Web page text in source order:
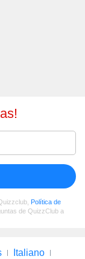
Política de
de QuizzClub a
Italiano